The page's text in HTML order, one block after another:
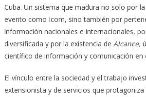
Cuba. Un sistema que madura no solo por
evento como Icom, sino también por
información nacionales e internacionales,
diversificada y por la existencia de Alcance,
científico de información y comunicación en
El vínculo entre la sociedad y el trabajo
extensionista y de servicios que